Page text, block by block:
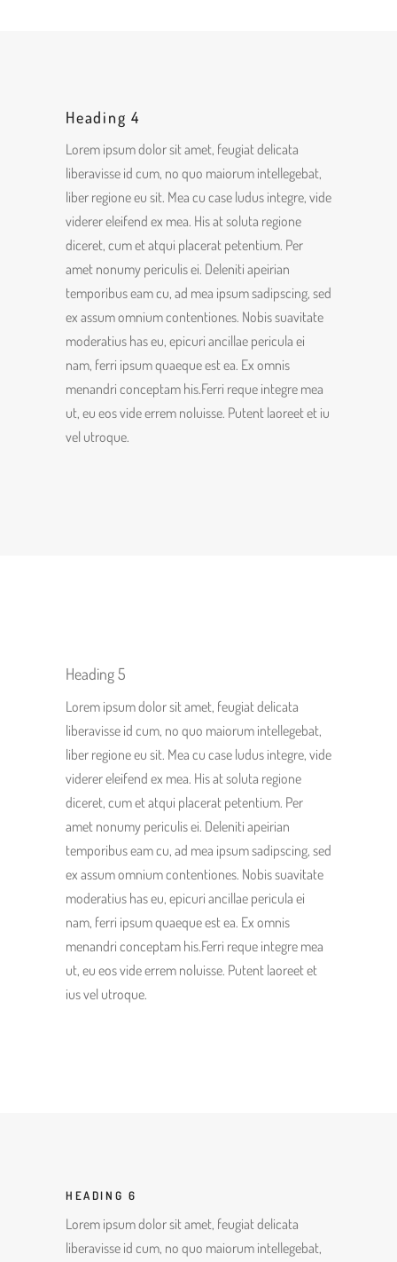
Heading 4
Lorem ipsum dolor sit amet, feugiat delicata
liberavisse id cum, no quo maiorum intellegebat,
liber regione eu sit. Mea cu case ludus integre, vide
viderer eleifend ex mea. His at soluta regione
diceret, cum et atqui placerat petentium. Per
amet nonumy periculis ei. Deleniti apeirian
temporibus eam cu, ad mea ipsum sadipscing, sed
ex assum omnium contentiones. Nobis suavitate
moderatius has eu, epicuri ancillae pericula ei
nam, ferri ipsum quaeque est ea. Ex omnis
menandri conceptam his.Ferri reque integre mea
ut, eu eos vide errem noluisse. Putent laoreet et iu
vel utroque.
Heading 5
Lorem ipsum dolor sit amet, feugiat delicata
liberavisse id cum, no quo maiorum intellegebat,
liber regione eu sit. Mea cu case ludus integre, vide
viderer eleifend ex mea. His at soluta regione
diceret, cum et atqui placerat petentium. Per
amet nonumy periculis ei. Deleniti apeirian
temporibus eam cu, ad mea ipsum sadipscing, sed
ex assum omnium contentiones. Nobis suavitate
moderatius has eu, epicuri ancillae pericula ei
nam, ferri ipsum quaeque est ea. Ex omnis
menandri conceptam his.Ferri reque integre mea
ut, eu eos vide errem noluisse. Putent laoreet et
ius vel utroque.
HEADING 6
Lorem ipsum dolor sit amet, feugiat delicata
liberavisse id cum, no quo maiorum intellegebat,